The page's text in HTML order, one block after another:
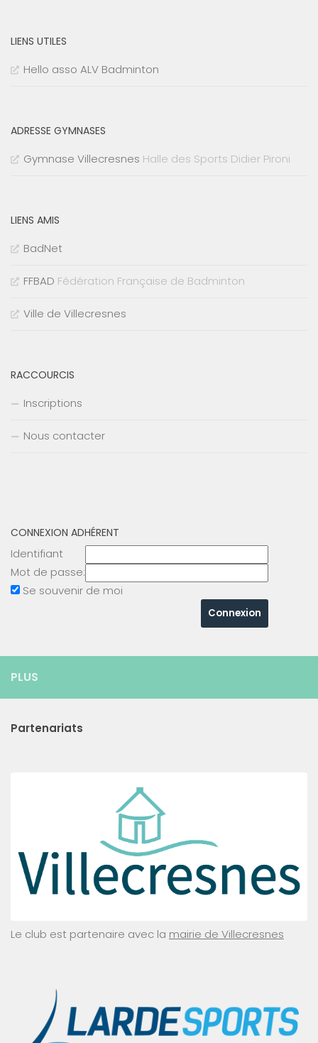
LIENS UTILES
Hello asso ALV Badminton
ADRESSE GYMNASES
Gymnase Villecresnes Halle des Sports Didier Pironi
LIENS AMIS
BadNet
FFBAD Fédération Française de Badminton
Ville de Villecresnes
RACCOURCIS
Inscriptions
Nous contacter
CONNEXION ADHÉRENT
Identifiant
Mot de passe:
Se souvenir de moi
PLUS
Partenariats
Le club est partenaire avec la mairie de Villecresnes